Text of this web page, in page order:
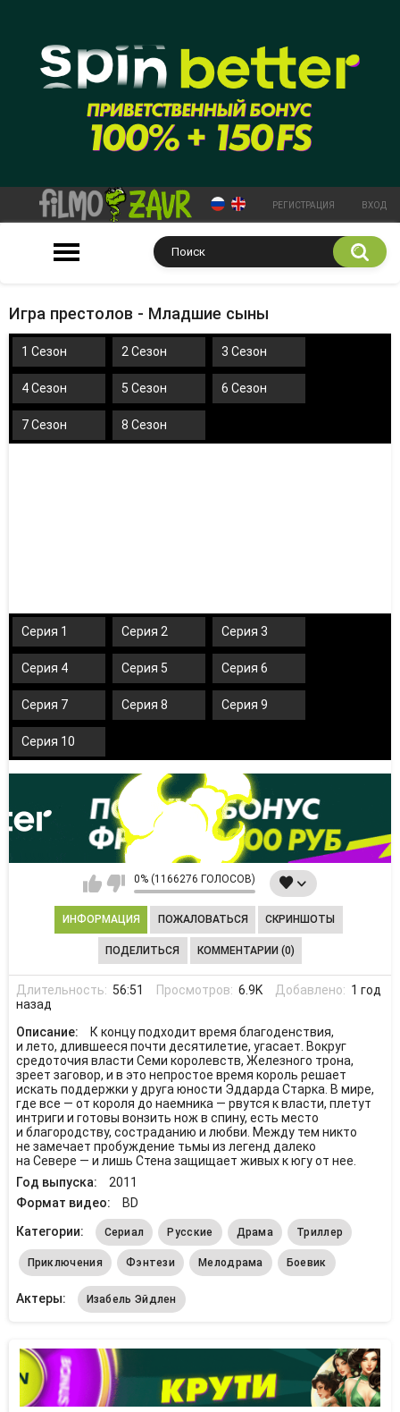
РЕГИСТРАЦИЯ ВХОД
Игра престолов - Младшие сыны
1 Сезон 2 Сезон 3 Сезон
4 Сезон 5 Сезон 6 Сезон
7 Сезон 8 Сезон
Серия 1 Серия 2 Серия 3
Серия 4 Серия 5 Серия 6
Серия 7 Серия 8 Серия 9
Серия 10
0% (1166276 ГОЛОСОВ)
ИНФОРМАЦИЯ ПОЖАЛОВАТЬСЯ СКРИНШОТЫ
ПОДЕЛИТЬСЯ КОММЕНТАРИИ (0)
Длительность: 56:51 Просмотров: 6.9K Добавлено: 1 год
назад
Описание:
К концу подходит время благоденствия,
и лето, длившееся почти десятилетие, угасает. Вокруг
средоточия власти Семи королевств, Железного трона,
зреет заговор, и в это непростое время король решает
искать поддержки у друга юности Эддарда Старка. В мире,
где все — от короля до наемника — рвутся к власти, плетут
интриги и готовы вонзить нож в спину, есть место
и благородству, состраданию и любви. Между тем никто
не замечает пробуждение тьмы из легенд далеко
на Севере — и лишь Стена защищает живых к югу от нее.
Год выпуска:
2011
Формат видео:
BD
Категории:
Сериал Русские Драма Триллер
Приключения Фэнтези Мелодрама Боевик
Актеры: Изабель Эйдлен